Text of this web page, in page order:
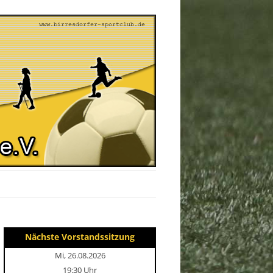
Nächste Vorstandssitzung
Mi, 26.08.2026
19:30 Uhr